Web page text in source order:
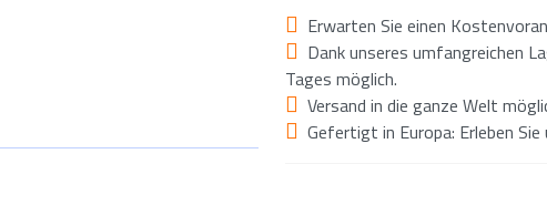
Erwarten Sie einen
Dank unseres umfangreichen
Tages möglich.
Versand in die ganze Welt
Gefertigt in Europa: Erleben